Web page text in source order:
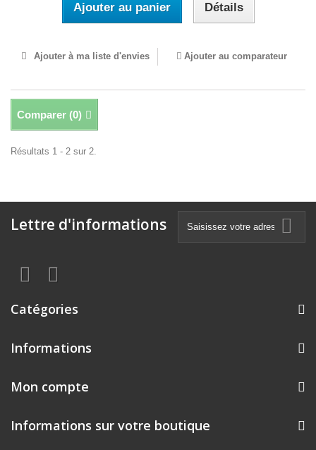
Ajouter au panier Détails
Ajouter à ma liste d'envies Ajouter au comparateur
Comparer (0)
Résultats 1 - 2 sur 2.
Lettre d'informations
Catégories
Informations
Mon compte
Informations sur votre boutique